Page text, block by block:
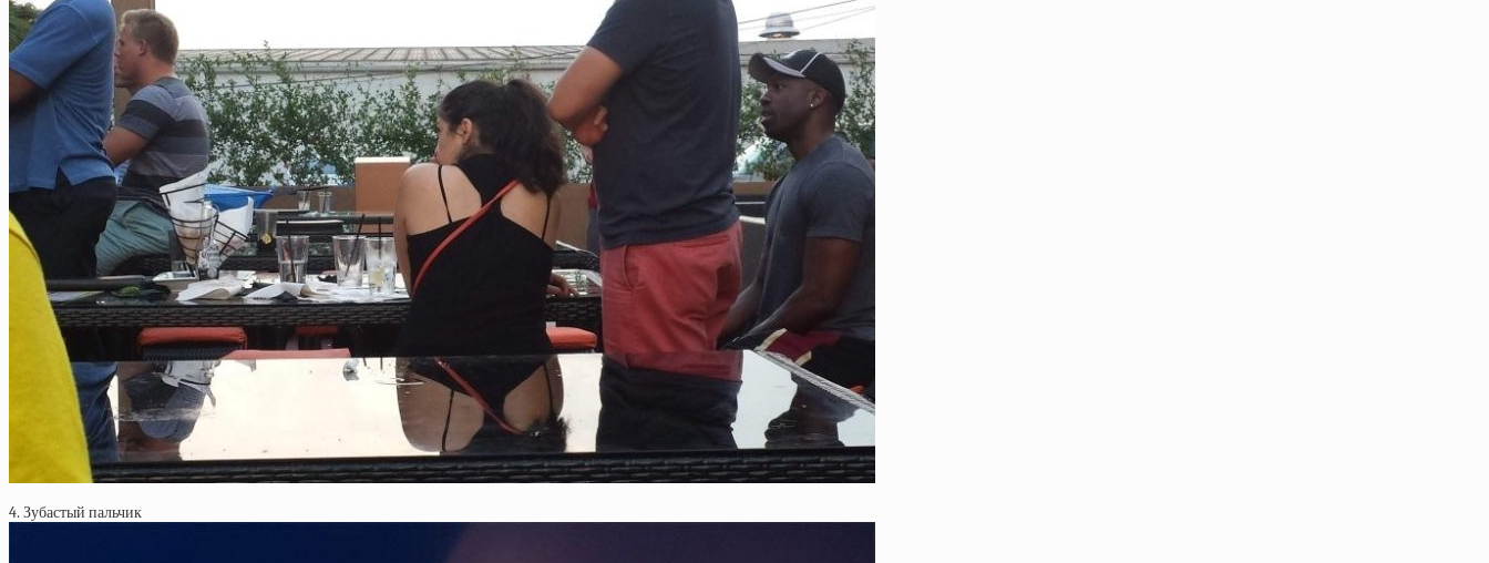
4. Зубастый пальчик